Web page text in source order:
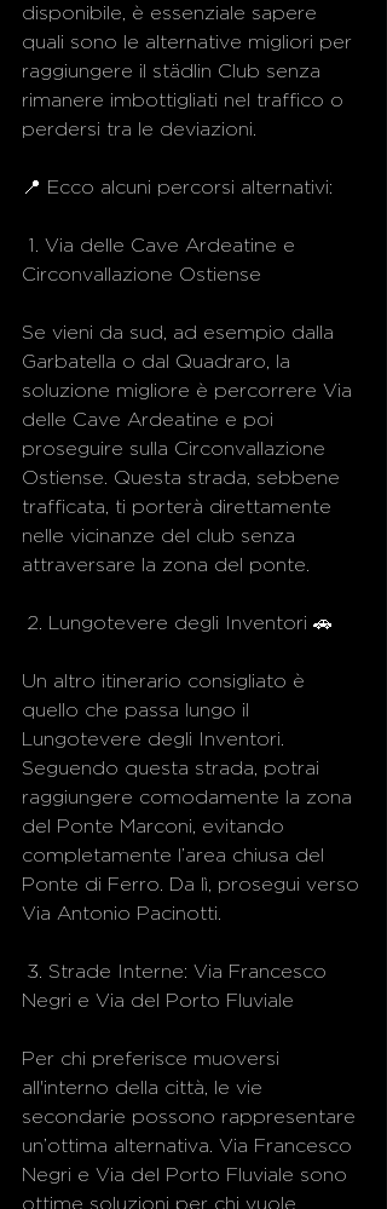
disponibile, è essenziale sapere
quali sono le alternative migliori per
raggiungere il städlin Club senza
rimanere imbottigliati nel traffico o
perdersi tra le deviazioni.
📍 Ecco alcuni percorsi alternativi:
Circonvallazione Ostiense
Se vieni da sud, ad esempio dalla
Garbatella o dal Quadraro, la
soluzione migliore è percorrere Via
delle Cave Ardeatine e poi
proseguire sulla Circonvallazione
Ostiense. Questa strada, sebbene
trafficata, ti porterà direttamente
nelle vicinanze del club senza
attraversare la zona del ponte.
2. Lungotevere degli Inventori 🚗
Un altro itinerario consigliato è
quello che passa lungo il
Lungotevere degli Inventori.
Seguendo questa strada, potrai
raggiungere comodamente la zona
del Ponte Marconi, evitando
completamente l’area chiusa del
Ponte di Ferro. Da lì, prosegui verso
Via Antonio Pacinotti.
Negri e Via del Porto Fluviale
Per chi preferisce muoversi
all'interno della città, le vie
secondarie possono rappresentare
un’ottima alternativa. Via Francesco
Negri e Via del Porto Fluviale sono
ottime soluzioni per chi vuole